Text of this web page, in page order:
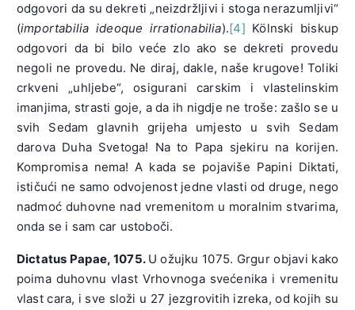
odgovori da su dekreti „neizdržljivi i stoga nerazumljivi“
(importabilia ideoque irrationabilia).[4] Kölnski biskup
odgovori da bi bilo veće zlo ako se dekreti provedu
negoli ne provedu. Ne diraj, dakle, naše krugove! Toliki
crkveni „uhljebe“, osigurani carskim i vlastelinskim
imanjima, strasti goje, a da ih nigdje ne troše: zašlo se u
svih Sedam glavnih grijeha umjesto u svih Sedam
darova Duha Svetoga! Na to Papa sjekiru na korijen.
Kompromisa nema! A kada se pojaviše Papini Diktati,
ističući ne samo odvojenost jedne vlasti od druge, nego
nadmoć duhovne nad vremenitom u moralnim stvarima,
onda se i sam car ustoboči.
Dictatus Papae, 1075. U ožujku 1075. Grgur objavi kako
poima duhovnu vlast Vrhovnoga svećenika i vremenitu
vlast cara, i sve složi u 27 jezgrovitih izreka, od kojih su